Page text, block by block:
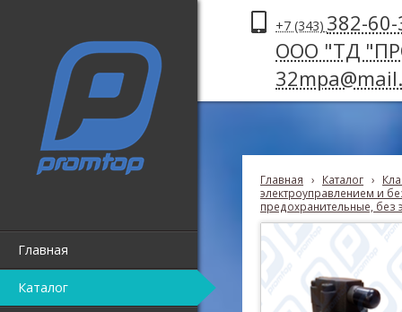
Главная
Каталог
+7 (343) 382-
ООО "ТД
Главная › Каталог ›
электроуправлением и
предохранительные, без